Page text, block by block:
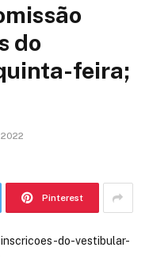
do
feira;
Pinterest